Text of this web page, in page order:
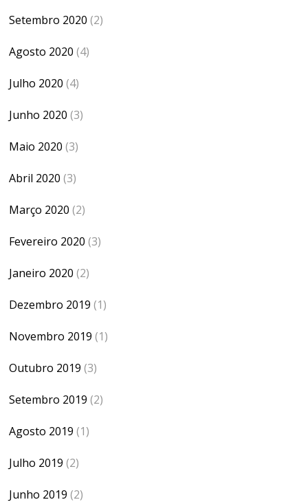
Setembro 2020 (2)
Agosto 2020 (4)
Julho 2020 (4)
Junho 2020 (3)
Maio 2020 (3)
Abril 2020 (3)
Março 2020 (2)
Fevereiro 2020 (3)
Janeiro 2020 (2)
Dezembro 2019 (1)
Novembro 2019 (1)
Outubro 2019 (3)
Setembro 2019 (2)
Agosto 2019 (1)
Julho 2019 (2)
Junho 2019 (2)